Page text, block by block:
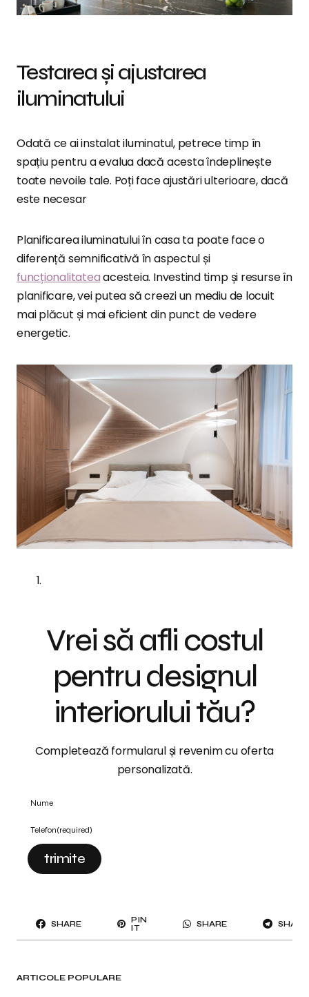
ARTICOLE POPULARE
Testarea și ajustarea
iluminatului
Odată ce ai instalat iluminatul, petrece timp în
spațiu pentru a evalua dacă acesta îndeplinește
toate nevoile tale. Poți face ajustări ulterioare, dacă
este necesar
Planificarea iluminatului în casa ta poate face o
diferență semnificativă în aspectul și
funcționalitateaacesteia. Investind timp și resurse în
planificare, vei putea să creezi un mediu de locuit
mai plăcut și mai eficient din punct de vedere
energetic.
Vrei să afli costul
pentru designul
interiorului tău?
Completează formularul și revenim cu oferta
personalizată.
Nume
Telefon(required)
trimite
SHARE
PIN
IT
SHARE SHARE